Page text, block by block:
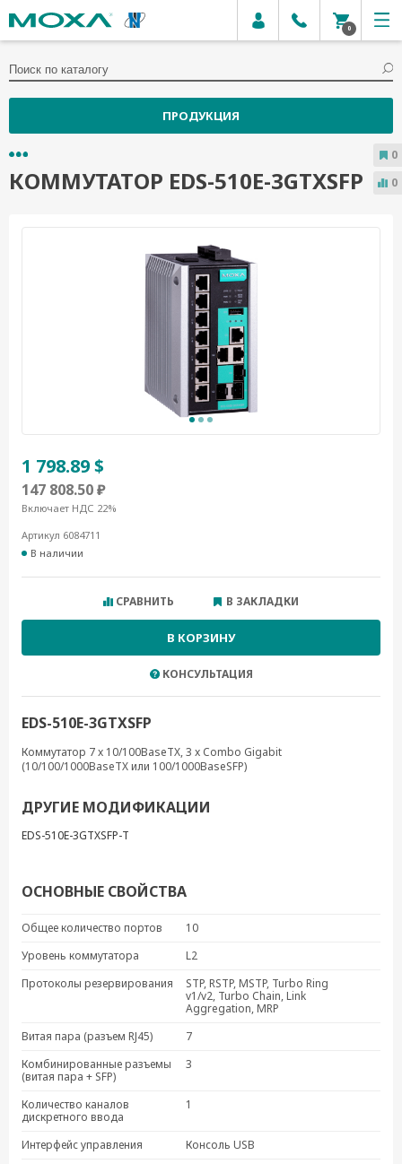
0
ПРОДУКЦИЯ
КОММУТАТОР EDS-510E-3GTXSFP
1 798.89 $
147 808.50 ₽
Включает НДС 22%
Артикул 6084711
В наличии
СРАВНИТЬ В ЗАКЛАДКИ
В КОРЗИНУ
КОНСУЛЬТАЦИЯ
EDS-510E-3GTXSFP
Коммутатор 7 x 10/100BaseTX, 3 x Combo Gigabit
(10/100/1000BaseTX или 100/1000BaseSFP)
ДРУГИЕ МОДИФИКАЦИИ
EDS-510E-3GTXSFP-T
ОСНОВНЫЕ СВОЙСТВА
Общее количество портов
10
Уровень коммутатора
L2
Протоколы резервирования
STP, RSTP, MSTP, Turbo Ring
v1/v2, Turbo Chain, Link
Aggregation, MRP
Витая пара (разъем RJ45)
7
Комбинированные разъемы
(витая пара + SFP)
3
Количество каналов
дискретного ввода
1
Интерфейс управления
Консоль USB
0
0